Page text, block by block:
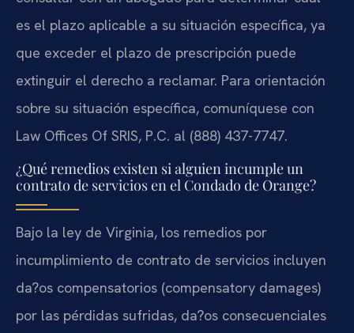
es el plazo aplicable a su situación específica, ya
que exceder el plazo de prescripción puede
extinguir el derecho a reclamar. Para orientación
sobre su situación específica, comuníquese con
Law Offices Of SRIS, P.C. al (888) 437-7747.
¿Qué remedios existen si alguien incumple un
contrato de servicios en el Condado de Orange?
Bajo la ley de Virginia, los remedios por
incumplimiento de contrato de servicios incluyen
da?os compensatorios (compensatory damages)
por las pérdidas sufridas, da?os consecuenciales